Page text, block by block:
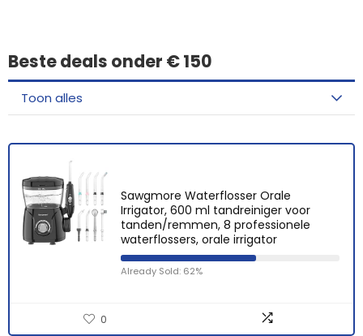
Beste deals onder € 150
Toon alles
Sawgmore Waterflosser Orale
Irrigator, 600 ml tandreiniger voor
tanden/remmen, 8 professionele
waterflossers, orale irrigator
Already Sold: 62%
0